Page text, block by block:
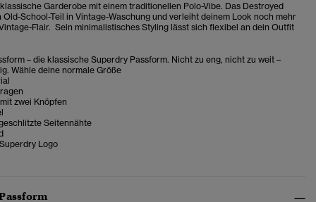
Garderobe mit einem traditionellen Polo-Vibe. Das Destroyed
Old-School-Teil in Vintage-Waschung und verleiht deinem Look noch mehr
Flair. Sein minimalistisches Styling lässt sich flexibel an dein Outfit
– die klassische Superdry Passform. Nicht zu eng, nicht zu weit –
Wähle deine normale Größe
zwei Knöpfen
Seitennähte
Logo